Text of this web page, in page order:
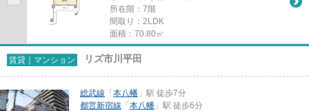
所在階：7階
間取り：2LDK
面積：70.80㎡
賃貸｜マンション リズ市川平田
総武線 「 本八幡 」駅 徒歩7分
都営新宿線 「 本八幡 」駅 徒歩6分